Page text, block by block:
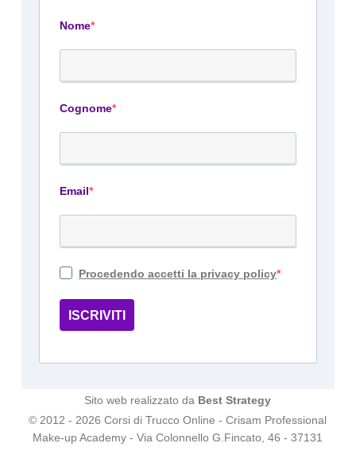
Nome
Cognome
Email
Procedendo accetti la privacy policy
ISCRIVITI
Sito web realizzato da Best Strategy
© 2012 - 2026 Corsi di Trucco Online - Crisam Professional
Make-up Academy - Via Colonnello G.Fincato, 46 - 37131